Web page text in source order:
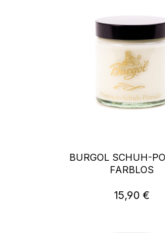
BURGOL SCHUH-
FARBLOS
Regulärer
15,90 €